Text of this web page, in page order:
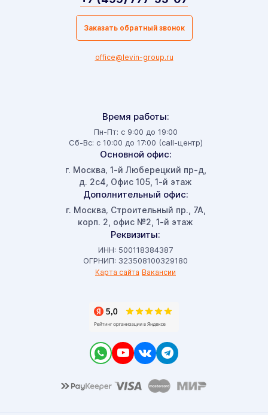
Время работы:
Пн-Пт: с 9:00 до 19:00
Сб-Вс: с 10:00 до 17:00 (call-центр)
Основной офис:
г. Москва, 1-й Люберецкий пр-д,
д. 2с4, Офис 105, 1-й этаж
Дополнительный офис:
г. Москва, Строительный пр., 7А,
корп. 2, офис №2, 1-й этаж
Реквизиты:
ИНН: 500118384387
ОГРНИП: 323508100329180
Карта сайта Вакансии
Заказать обратный звонок
office@levin-group.ru